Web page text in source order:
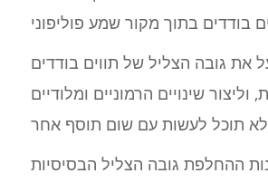
את גובה הצליל של תווים בודדים
וליצור שינויים הרמוניים ומלודיים
ההחלפת גובה הצליל הבסיסיות